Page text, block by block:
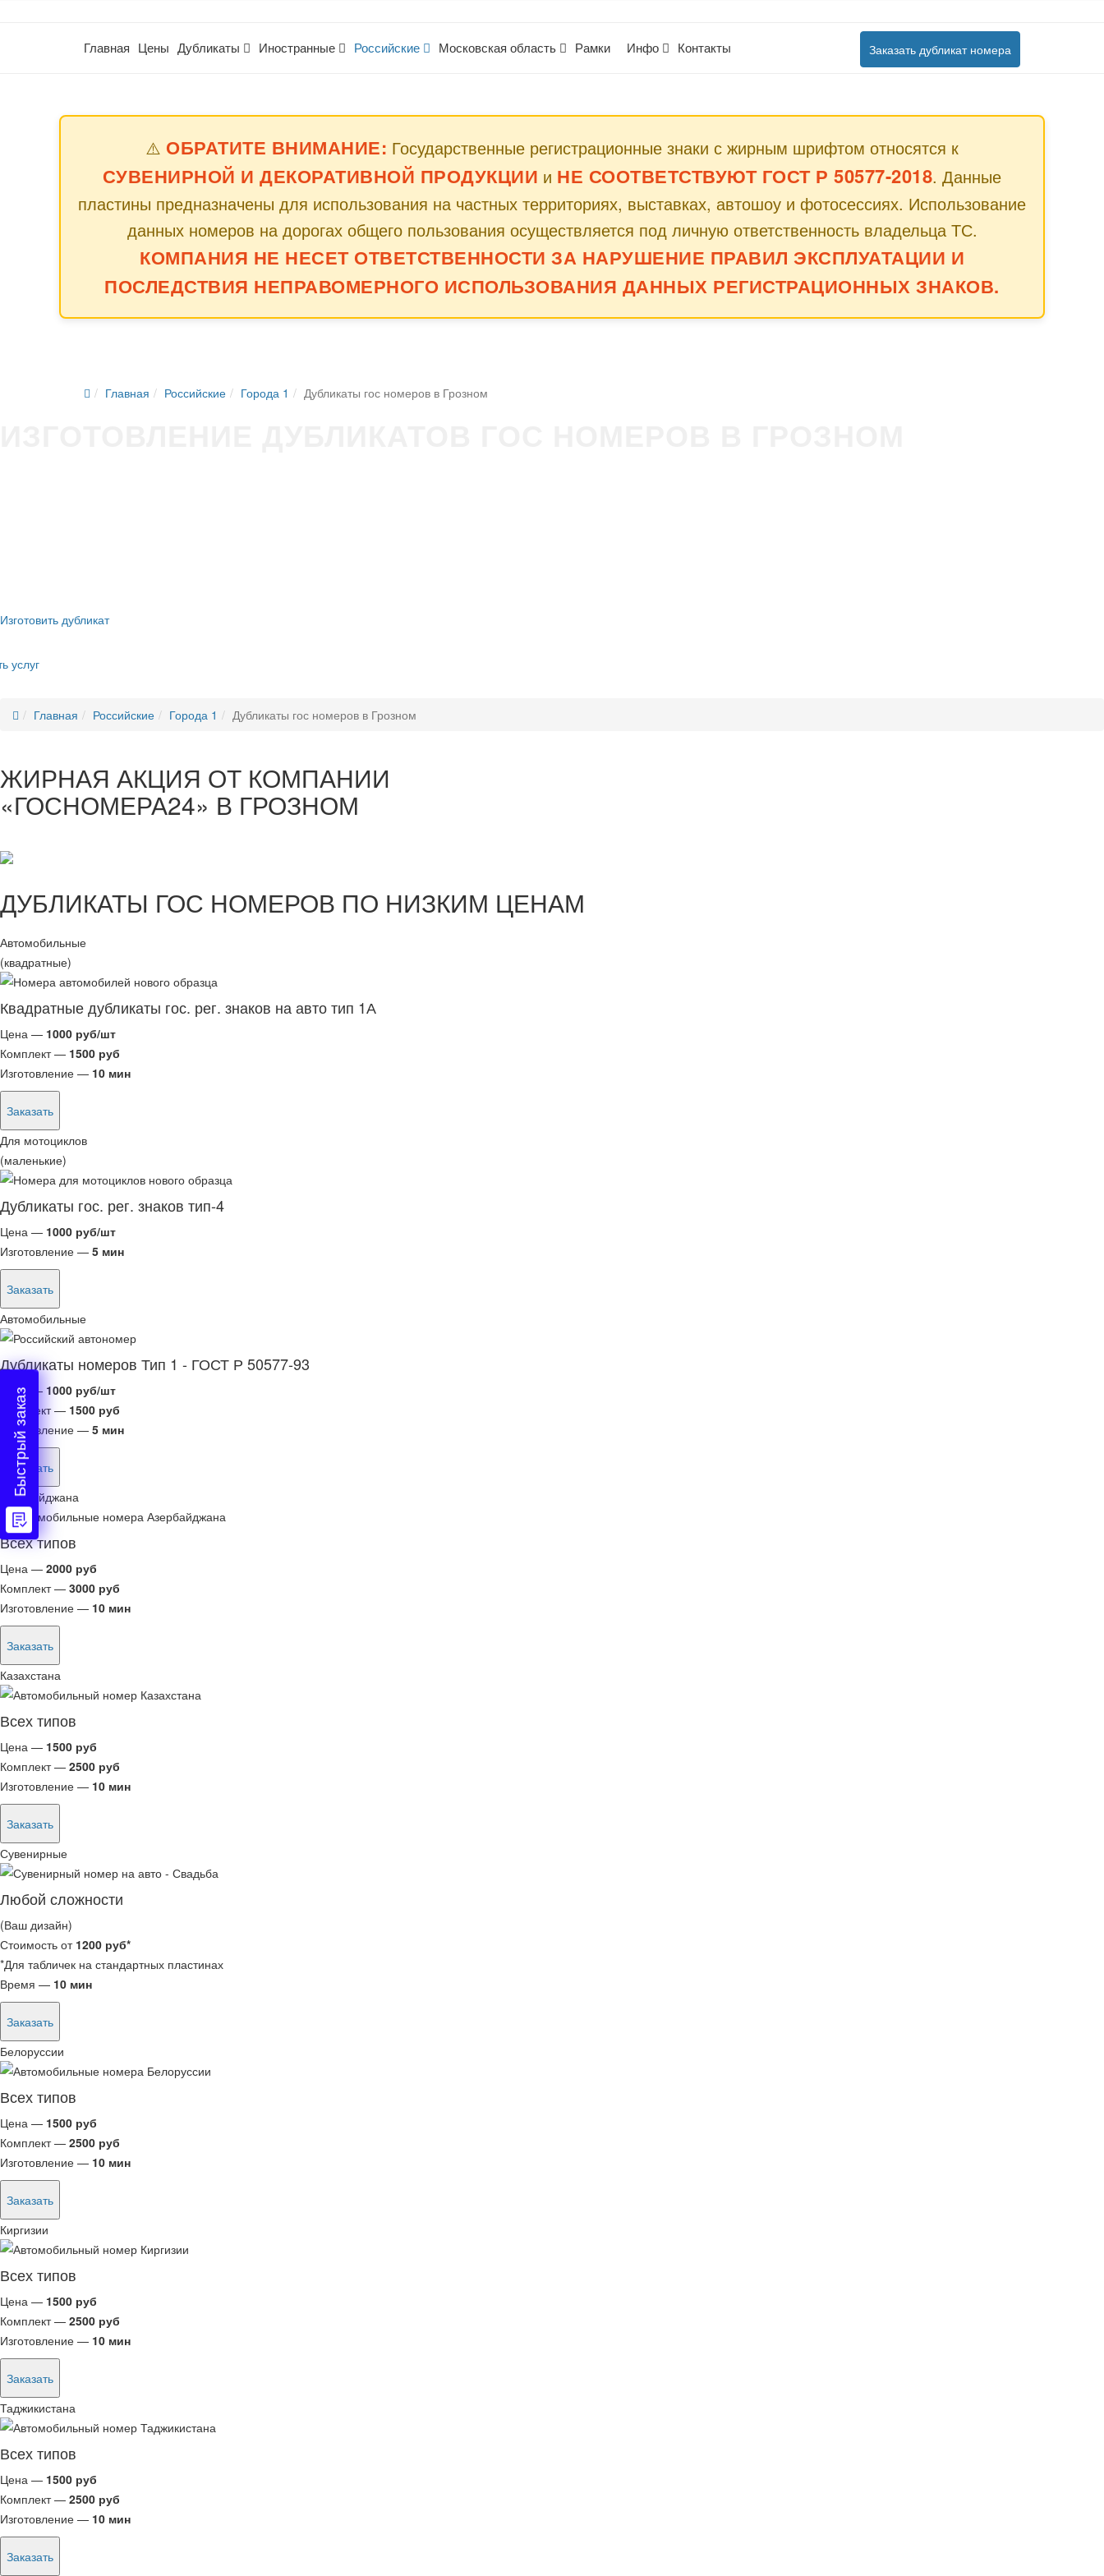
Главная Цены Дубликаты Иностранные Российские Московская область Рамки Инфо Контакты Заказать дубликат номера
⚠️ ОБРАТИТЕ ВНИМАНИЕ: Государственные регистрационные знаки с жирным шрифтом относятся к
СУВЕНИРНОЙ И ДЕКОРАТИВНОЙ ПРОДУКЦИИ и НЕ СООТВЕТСТВУЮТ ГОСТ Р 50577-2018. Данные
пластины предназначены для использования на частных территориях, выставках, автошоу и фотосессиях. Использование
данных номеров на дорогах общего пользования осуществляется под личную ответственность владельца ТС.
КОМПАНИЯ НЕ НЕСЕТ ОТВЕТСТВЕННОСТИ ЗА НАРУШЕНИЕ ПРАВИЛ ЭКСПЛУАТАЦИИ И
ПОСЛЕДСТВИЯ НЕПРАВОМЕРНОГО ИСПОЛЬЗОВАНИЯ ДАННЫХ РЕГИСТРАЦИОННЫХ ЗНАКОВ.
Главная Российские Города 1 Дубликаты гос номеров в Грозном
Изготовить дубликат
услуг
Главная Российские Города 1 Дубликаты гос номеров в Грозном
ЖИРНАЯ АКЦИЯ ОТ КОМПАНИИ
«ГОСНОМЕРА24» В ГРОЗНОМ
ДУБЛИКАТЫ ГОС НОМЕРОВ ПО НИЗКИМ ЦЕНАМ
Автомобильные
(квадратные)
Квадратные дубликаты гос. рег. знаков на авто тип 1А
Цена — 1000 руб/шт
Комплект — 1500 руб
Изготовление — 10 мин
Заказать
Для мотоциклов
(маленькие)
Дубликаты гос. рег. знаков тип-4
Цена — 1000 руб/шт
Изготовление — 5 мин
Заказать
Автомобильные
Дубликаты номеров Тип 1 - ГОСТ Р 50577-93
Цена — 1000 руб/шт
Комплект — 1500 руб
Изготовление — 5 мин
Заказать
Азербайджана
Всех типов
Цена — 2000 руб
Комплект — 3000 руб
Изготовление — 10 мин
Заказать
Казахстана
Всех типов
Цена — 1500 руб
Комплект — 2500 руб
Изготовление — 10 мин
Заказать
Сувенирные
Любой сложности
(Ваш дизайн)
Стоимость от 1200 руб*
*Для табличек на стандартных пластинах
Время — 10 мин
Заказать
Белоруссии
Всех типов
Цена — 1500 руб
Комплект — 2500 руб
Изготовление — 10 мин
Заказать
Киргизии
Всех типов
Цена — 1500 руб
Комплект — 2500 руб
Изготовление — 10 мин
Заказать
Таджикистана
Всех типов
Цена — 1500 руб
Комплект — 2500 руб
Изготовление — 10 мин
Заказать
Быстрый заказ